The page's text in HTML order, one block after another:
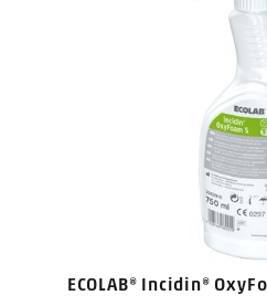
ECOLAB® Incidin®